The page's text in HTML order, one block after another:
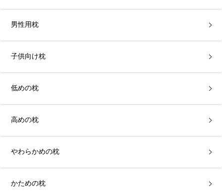
男性用枕
子供向け枕
低めの枕
高めの枕
やわらかめの枕
かための枕